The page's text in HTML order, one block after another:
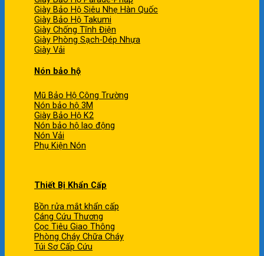
Giày Bảo Hộ Siêu Nhẹ Hàn Quốc
Giày Bảo Hộ Takumi
Giày Chống Tĩnh Điện
Giày Phòng Sạch-Dép Nhựa
Giày Vải
Nón bảo hộ
Mũ Bảo Hộ Công Trường
Nón bảo hộ 3M
Giày Bảo Hộ K2
Nón bảo hộ lao động
Nón Vải
Phụ Kiện Nón
Thiết Bị Khẩn Cấp
Bồn rửa mắt khẩn cấp
Cáng Cứu Thương
Cọc Tiêu Giao Thông
Phòng Cháy Chữa Cháy
Túi Sơ Cấp Cứu